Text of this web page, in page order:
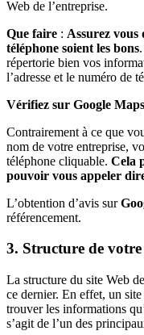
Web de l’entreprise.
Que faire : Assurez vous
téléphone soient les bons
répertorie bien vos
l’adresse et le numéro de
Vérifiez sur Google
Contrairement à ce que
nom de votre entreprise,
téléphone cliquable. Cela
pouvoir vous appeler
L’obtention d’avis sur
référencement.
3. Structure de
La structure du site Web
ce dernier. En effet, un
trouver les informations
s’agit de l’un des